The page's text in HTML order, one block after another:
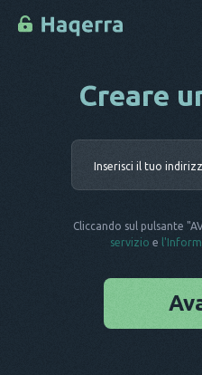
Accedi Ai Dati
Elenco Dispositivi
Creare
Cliccando sul pulsante
servizio e